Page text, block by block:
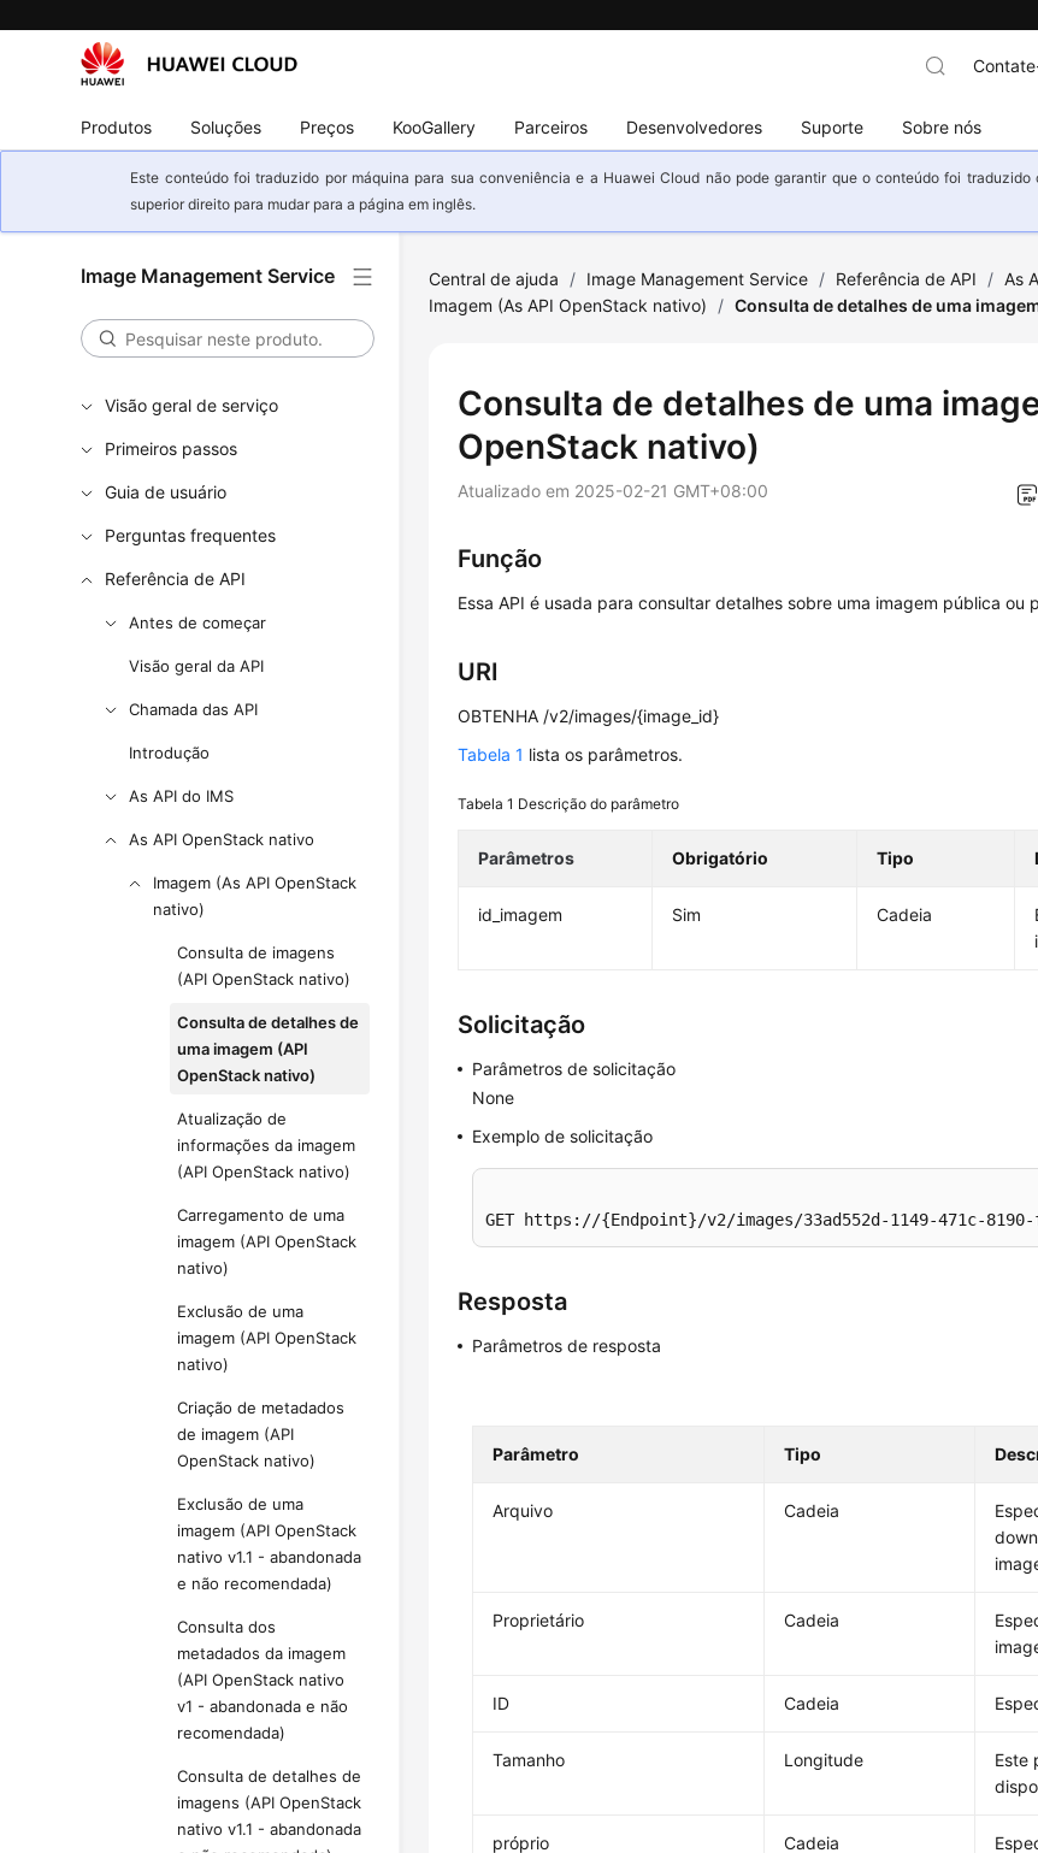
Produtos Soluções Preços KooGallery Parceiros Desenvolvedores Suporte Sobre nós
Este conteúdo foi traduzido por máquina para sua conveniência e a Huawei Cloud não pode garantir que o conteúdo foi
superior direito para mudar para a página em inglês.
Image Management Service
Visão geral de serviço
Primeiros passos
Guia de usuário
Perguntas frequentes
Referência de API
Antes de começar
Visão geral da API
Chamada das API
Introdução
As API do IMS
As API OpenStack nativo
Imagem (As API OpenStack
nativo)
Consulta de imagens
(API OpenStack nativo)
Consulta de detalhes de
uma imagem (API
OpenStack nativo)
Atualização de
informações da imagem
(API OpenStack nativo)
Carregamento de uma
imagem (API OpenStack
nativo)
Exclusão de uma
imagem (API OpenStack
nativo)
Criação de metadados
de imagem (API
OpenStack nativo)
Exclusão de uma
imagem (API OpenStack
nativo v1.1 - abandonada
e não recomendada)
Consulta dos
metadados da imagem
(API OpenStack nativo
v1 - abandonada e não
recomendada)
Consulta de detalhes de
imagens (API OpenStack
nativo v1.1 - abandonada
Central de ajuda / Image Management Service / Referência de API / As
Imagem (As API OpenStack nativo)
/ Consulta de detalhes de uma
Consulta de detalhes de uma
OpenStack nativo)
Atualizado em 2025-02-21 GMT+08:00
Função
Essa API é usada para consultar detalhes sobre uma imagem pública ou
URI
OBTENHA /v2/images/{image_id}
Tabela 1 lista os parâmetros.
Tabela 1 Descrição do parâmetro
Parâmetros Obrigatório Tipo
id_imagem Sim Cadeia
Solicitação
Parâmetros de solicitação
None
Exemplo de solicitação
GET https://{Endpoint}/v2/images/33ad552d-1149-471c-8190-
Resposta
Parâmetros de resposta
Parâmetro Tipo
Arquivo Cadeia
Proprietário Cadeia
ID Cadeia
Tamanho Longitude
Este
próprio Cadeia